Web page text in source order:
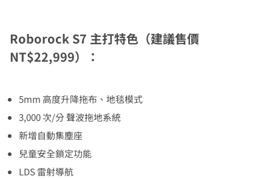
Roborock S7 主打特色（建議售價
NT$22,999）：
5mm 高度升降拖布、地毯模式
3,000 次/分 聲波拖地系統
新增自動集塵座
兒童安全鎖定功能
LDS 雷射導航